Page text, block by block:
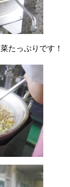
たっぷりです！